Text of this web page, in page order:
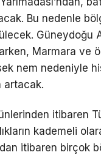
Bu nedenle
Güneydoğu
Marmara ve
nem nedeniyle
artacak.
itibaren
kademeli
itibaren birçok